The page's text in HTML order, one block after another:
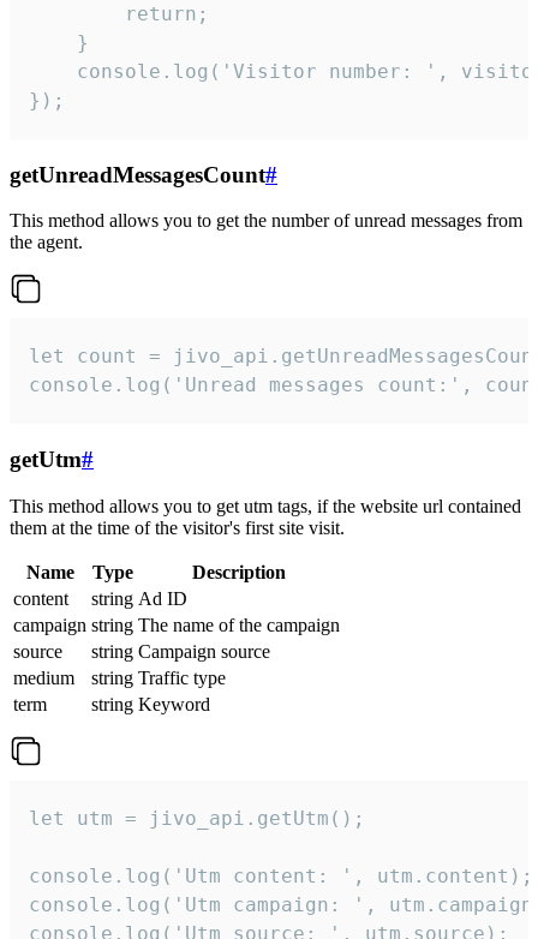
        return;
    }
console.log('Visitor number: ',
});
getUnreadMessagesCount#
This method allows you to get the number of unread messages from
the agent.
let count =
console.log('Unread messages count:',
getUtm#
This method allows you to get utm tags, if the website url contained
them at the time of the visitor's first site visit.
Name Type
Description
content
string Ad ID
campaign string The name of the campaign
source
string Campaign source
medium
string Traffic type
term
string Keyword
let utm = jivo_api.getUtm();
console.log('Utm content: ', utm.content);
console.log('Utm campaign: ',
console.log('Utm source: ', utm.source);